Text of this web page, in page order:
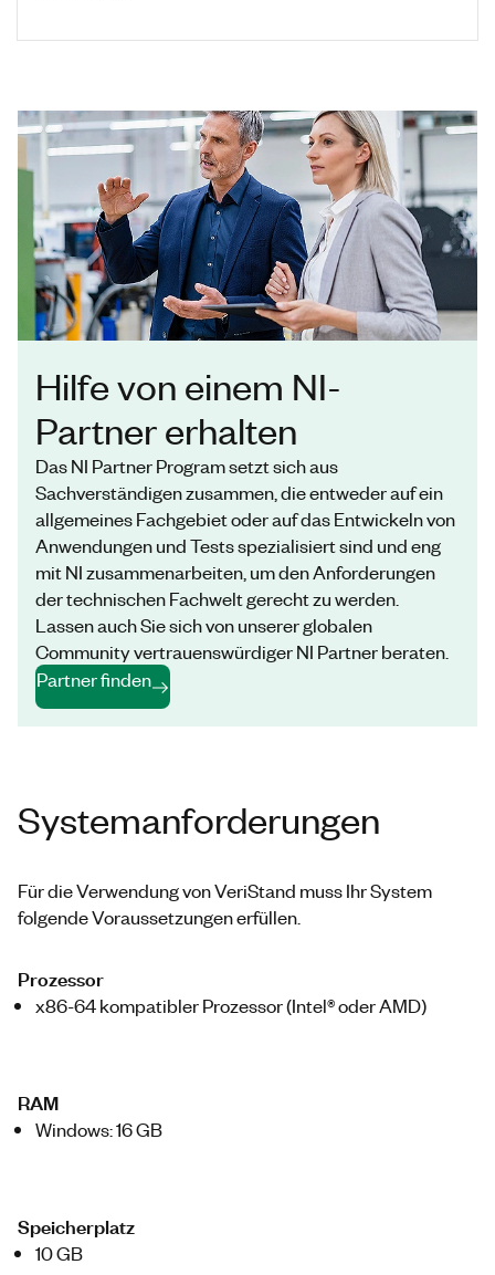
Hilfe von einem NI-
Partner erhalten
Das NI Partner Program setzt sich aus
Sachverständigen zusammen, die entweder auf ein
allgemeines Fachgebiet oder auf das Entwickeln von
Anwendungen und Tests spezialisiert sind und eng
mit NI zusammenarbeiten, um den Anforderungen
der technischen Fachwelt gerecht zu werden.
Lassen auch Sie sich von unserer globalen
Community vertrauenswürdiger NI Partner beraten.
Partner finden
Systemanforderungen
Für die Verwendung von VeriStand muss Ihr System
folgende Voraussetzungen erfüllen.
Prozessor
x86-64 kompatibler Prozessor (Intel® oder AMD)
RAM
Windows: 16 GB
Speicherplatz
10 GB